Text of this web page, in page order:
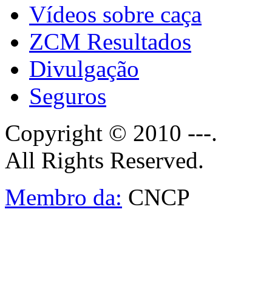
Vídeos sobre caça
ZCM Resultados
Divulgação
Seguros
Copyright © 2010 ---.
All Rights Reserved.
Membro da: CNCP